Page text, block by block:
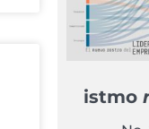
istmo